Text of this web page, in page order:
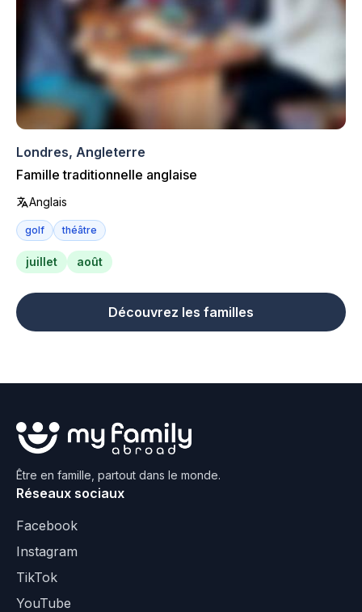
Londres, Angleterre
Famille traditionnelle anglaise
Anglais
golf théâtre
juillet août
Découvrez les familles
Être en famille, partout dans le monde.
Réseaux sociaux
Facebook
Instagram
TikTok
YouTube